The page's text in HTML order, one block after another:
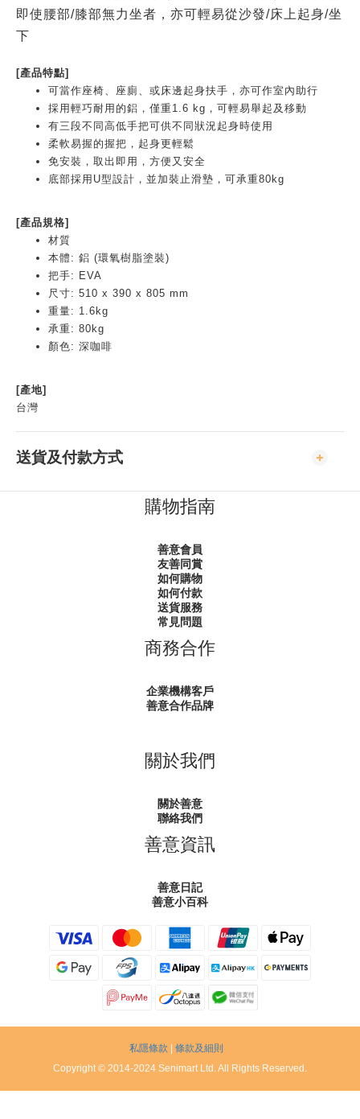
即使腰部/膝部無力坐者，亦可輕易從沙發/床上起身/坐
下
[產品特點]
可當作座椅、座廁、或床邊起身扶手，亦可作室內助行
採用輕巧耐用的鋁，僅重1.6 kg，可輕易舉起及移動
有三段不同高低手把可供不同狀況起身時使用
柔軟易握的握把，起身更輕鬆
免安裝，取出即用，方便又安全
底部採用U型設計，並加裝止滑墊，可承重80kg
[產品規格]
材質
本體: 鋁 (環氧樹脂塗裝)
把手: EVA
尺寸: 510 x 390 x 805 mm
重量: 1.6kg
承重: 80kg
顏色: 深咖啡
[產地]
台灣
送貨及付款方式
購物指南
善意會員
友善同賞
如何購物
如何付款
送貨服務
常見問題
商務合作
企業機構客戶
善意合作品牌
關於我們
關於善意
聯絡我們
善意資訊
善意日記
善意小百科
私隱條款
條款及細則
Copyright © 2014-2024 Senimart Ltd. All Rights Reserved.